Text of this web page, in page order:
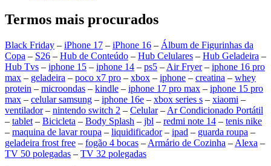
Termos mais procurados
Black Friday – iPhone 17 – iPhone 16 – Álbum de Figurinhas da
Copa – S26 – Hub de Conteúdo – Hub Celulares – Hub Geladeira –
Hub Tvs – iphone 15 – iphone 14 – ps5 – Air Fryer– iphone 16 pro
max – geladeira – poco x7 pro – xbox – iphone – creatina – whey
protein – microondas – kindle – iphone 17 pro max – iphone 15 pro
max – celular samsung – iphone 16e – xbox series s – xiaomi –
ventilador– nintendo switch 2 – Celular– Ar Condicionado Portátil
– tablet – Bicicleta – Body Splash – jbl – redmi note 14 – tenis nike
– maquina de lavar roupa – liquidificador– ipad – guarda roupa –
geladeira frost free – fogão 4 bocas – Armário de Cozinha – Alexa –
TV 50 polegadas – TV 32 polegadas